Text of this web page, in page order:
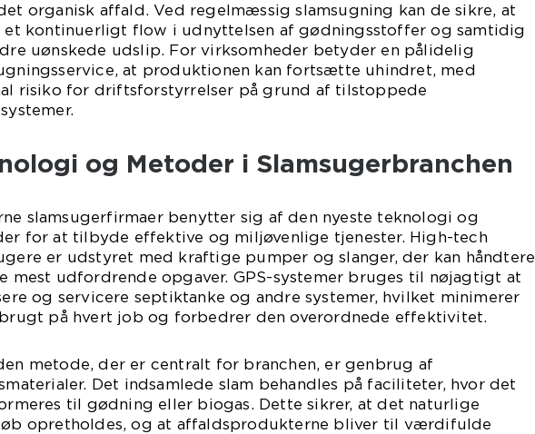
organisk affald. Ved regelmæssig slamsugning kan de sikre, at
et kontinuerligt flow i udnyttelsen af gødningsstoffer og samtidig
uønskede udslip. For virksomheder betyder en pålidelig
at produktionen kan fortsætte uhindret, med
risiko for driftsforstyrrelser på grund af tilstoppede
og Metoder i Slamsugerbranchen
slamsugerfirmaer benytter sig af den nyeste teknologi og
for at tilbyde effektive og miljøvenlige tjenester. High-tech
er udstyret med kraftige pumper og slanger, der kan håndtere
mest udfordrende opgaver. GPS-systemer bruges til nøjagtigt at
og servicere septiktanke og andre systemer, hvilket minimerer
på hvert job og forbedrer den overordnede effektivitet.
metode, der er centralt for branchen, er genbrug af
Det indsamlede slam behandles på faciliteter, hvor det
til gødning eller biogas. Dette sikrer, at det naturlige
opretholdes, og at affaldsprodukterne bliver til værdifulde